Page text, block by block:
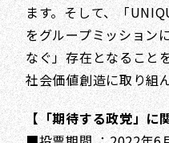
ます。そして、「
をグループミッション
なぐ」存在となること
社会価値創造に取り組
【「期待する政党」に